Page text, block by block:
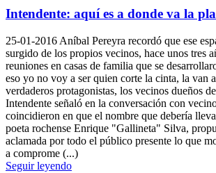
Intendente: aquí es a donde va la
25-01-2016 Aníbal Pereyra recordó que ese
surgido de los propios vecinos, hace unos tres
reuniones en casas de familia que se
eso yo no voy a ser quien corte la cinta, la van
verdaderos protagonistas, los vecinos dueños
Intendente señaló en la conversación con
coincidieron en que el nombre que debería
poeta rochense Enrique "Gallineta" Silva,
aclamada por todo el público presente lo que
a comprome (...)
Seguir leyendo